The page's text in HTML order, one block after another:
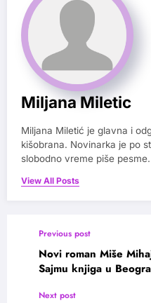
Miljana Miletic
Miljana Miletić je glavna i
kišobrana. Novinarka je po
slobodno vreme piše pesme.
View All Posts
Previous post
Novi roman Miše
Sajmu knjiga u
Next post